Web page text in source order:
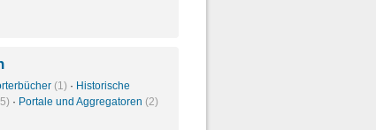
(1) · Historische
· Portale und Aggregatoren (2)